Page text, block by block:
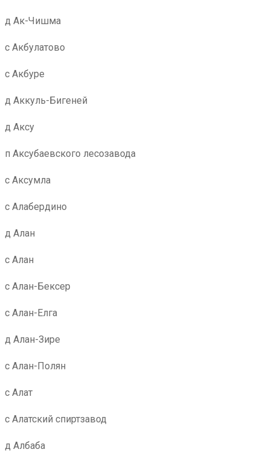
д Ак-Чишма
с Акбулатово
с Акбуре
д Аккуль-Бигеней
д Аксу
п Аксубаевского лесозавода
с Аксумла
с Алабердино
д Алан
с Алан
с Алан-Бексер
с Алан-Елга
д Алан-Зире
с Алан-Полян
с Алат
с Алатский спиртзавод
д Албаба